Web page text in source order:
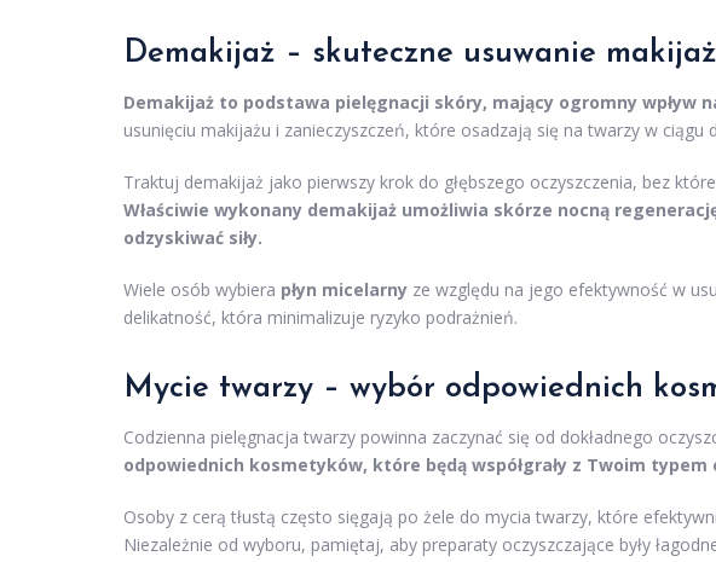
Demakijaż – skuteczne usuwanie
Demakijaż to podstawa pielęgnacji skóry, mający ogromny wpływ
usunięciu makijażu i zanieczyszczeń, które osadzają się na twarzy w ciągu
Traktuj demakijaż jako pierwszy krok do głębszego oczyszczenia, bez
Właściwie wykonany demakijaż umożliwia skórze nocną
odzyskiwać siły.
Wiele osób wybiera płyn micelarny ze względu na jego efektywność w
delikatność, która minimalizuje ryzyko podrażnień.
Mycie twarzy – wybór odpowiednich
Codzienna pielęgnacja twarzy powinna zaczynać się od dokładnego
odpowiednich kosmetyków, które będą współgrały z Twoim typem
Osoby z cerą tłustą często sięgają po żele do mycia twarzy, które
Niezależnie od wyboru, pamiętaj, aby preparaty oczyszczające były